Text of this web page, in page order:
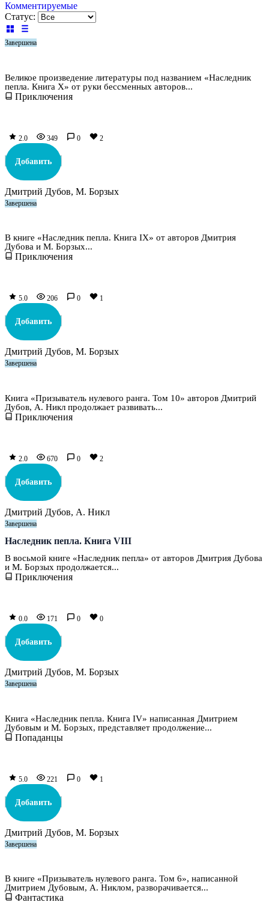
Комментируемые
Статус:
Завершена
Великое произведение литературы под названием «Наследник
пепла. Книга X» от руки бессменных авторов...
Приключения
2.0 349 0 2
Добавить
Дмитрий Дубов, М. Борзых
Завершена
В книге «Наследник пепла. Книга IX» от авторов Дмитрия
Дубова и М. Борзых...
Приключения
5.0 206 0 1
Добавить
Дмитрий Дубов, М. Борзых
Завершена
Книга «Призыватель нулевого ранга. Том 10» авторов Дмитрий
Дубов, А. Никл продолжает развивать...
Приключения
2.0 670 0 2
Добавить
Дмитрий Дубов, А. Никл
Завершена
Наследник пепла. Книга VIII
В восьмой книге «Наследник пепла» от авторов Дмитрия Дубова
и М. Борзых продолжается...
Приключения
0.0 171 0 0
Добавить
Дмитрий Дубов, М. Борзых
Завершена
Книга «Наследник пепла. Книга IV» написанная Дмитрием
Дубовым и М. Борзых, представляет продолжение...
Попаданцы
5.0 221 0 1
Добавить
Дмитрий Дубов, М. Борзых
Завершена
В книге «Призыватель нулевого ранга. Том 6», написанной
Дмитрием Дубовым, А. Никлом, разворачивается...
Фантастика